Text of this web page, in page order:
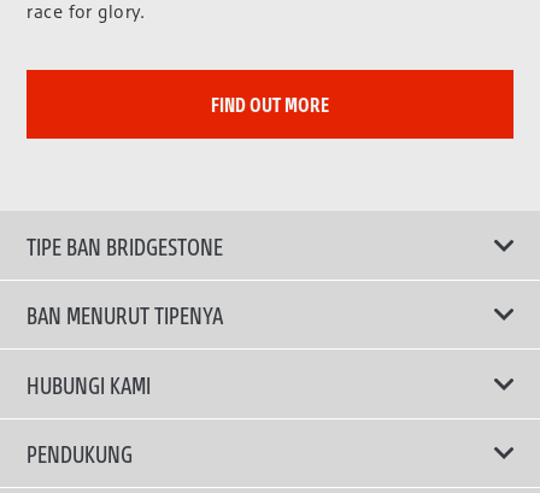
race for glory.
FIND OUT MORE
TIPE BAN BRIDGESTONE
BAN MENURUT TIPENYA
Ban ENLITEN
Ban Performa
HUBUNGI KAMI
Email Kami
PENDUKUNG